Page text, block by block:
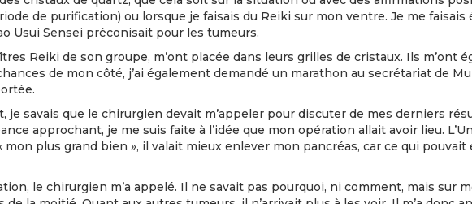
de purification) ou lorsque je faisais du Reiki sur mon ventre. Je me
Usui Sensei préconisait pour les tumeurs.
Reiki de son groupe, m’ont placée dans leurs grilles de cristaux. Ils m’ont
de mon côté, j’ai également demandé un marathon au secrétariat de
je savais que le chirurgien devait m’appeler pour discuter de mes derniers
approchant, je me suis faite à l’idée que mon opération allait avoir lieu.
plus grand bien », il valait mieux enlever mon pancréas, car ce qui
le chirurgien m’a appelé. Il ne savait pas pourquoi, ni comment, mais sur